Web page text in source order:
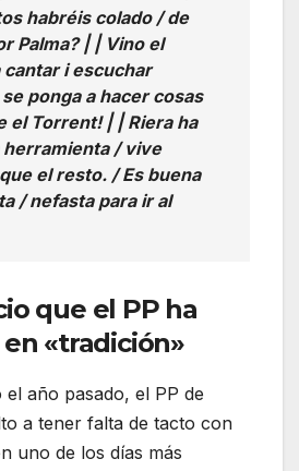
habréis colado / de
Palma? | | Vino el
i escuchar
se ponga a hacer cosas
el Torrent! | | Riera ha
/ vive
el resto. / Es buena
/ nefasta para ir al
que el PP ha
«tradición»
año pasado, el PP de
a tener falta de tacto con
uno de los días más